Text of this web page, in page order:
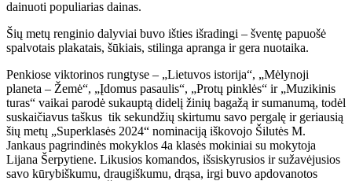
dainuoti populiarias dainas.
Šių metų renginio dalyviai buvo išties išradingi – šventę papuošė
spalvotais plakatais, šūkiais, stilinga apranga ir gera nuotaika.
Penkiose viktorinos rungtyse – „Lietuvos istorija“, „Mėlynoji
planeta – Žemė“, „Įdomus pasaulis“, „Protų pinklės“ ir „Muzikinis
turas“ vaikai parodė sukauptą didelį žinių bagažą ir sumanumą, todėl
suskaičiavus taškus tik sekundžių skirtumu savo pergalę ir geriausią
šių metų „Superklasės 2024“ nominaciją iškovojo Šilutės M.
Jankaus pagrindinės mokyklos 4a klasės mokiniai su mokytoja
Lijana Šerpytiene. Likusios komandos, išsiskyrusios ir sužavėjusios
savo kūrybiškumu, draugiškumu, drąsa, irgi buvo apdovanotos